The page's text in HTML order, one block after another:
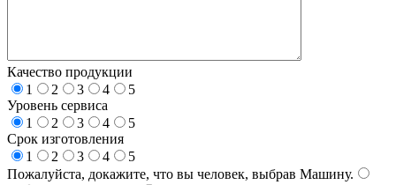
Качество продукции
1
2 3 4
5
Уровень сервиса
1
2 3 4
5
Срок изготовления
1
2 3 4
5
Пожалуйста, докажите, что вы человек, выбрав Машину.